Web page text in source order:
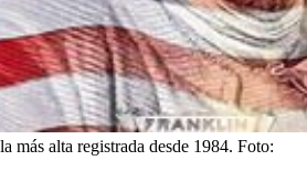
más alta registrada desde 1984. Foto: